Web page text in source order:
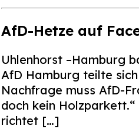
AfD-Hetze auf
Uhlenhorst –Hamburg
AfD Hamburg teilte
Nachfrage muss AfD-
doch kein
richtet […]